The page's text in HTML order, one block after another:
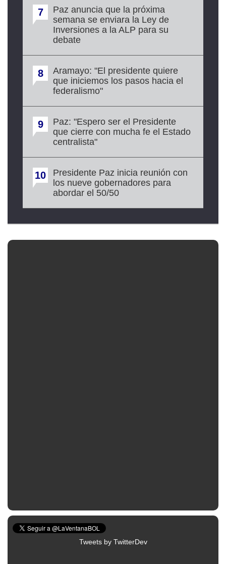
7
Paz anuncia que la próxima
semana se enviara la Ley de
Inversiones a la ALP para su
debate
8
Aramayo: "El presidente quiere
que iniciemos los pasos hacia el
federalismo"
9
Paz: "Espero ser el Presidente
que cierre con mucha fe el Estado
centralista"
10
Presidente Paz inicia reunión con
los nueve gobernadores para
abordar el 50/50
Tweets by TwitterDev